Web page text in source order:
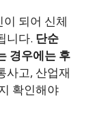
되어 신체
니다. 단순
경우에는 후
사고, 산업재
확인해야